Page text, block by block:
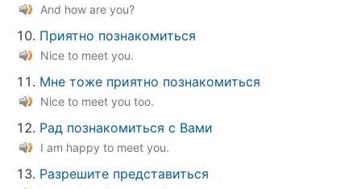
And how are you?
Приятно познакомиться
Nice to meet you.
Мне тоже приятно познакомиться
Nice to meet you too.
Рад познакомиться с Вами
I am happy to meet you.
Разрешите представиться